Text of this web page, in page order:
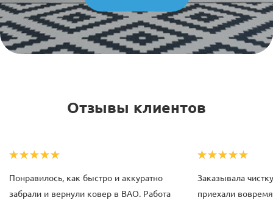
Отзывы клиентов
Понравилось, как быстро и аккуратно
забрали и вернули ковер в ВАО. Работа
Заказывала
приехали